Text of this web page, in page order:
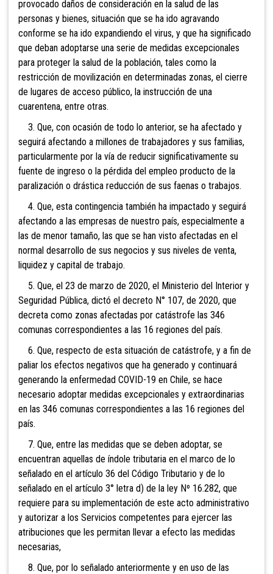
provocado daños de consideración en la salud de las
personas y bienes, situación que se ha ido agravando
conforme se ha ido expandiendo el virus, y que ha significado
que deban adoptarse una serie de medidas excepcionales
para proteger la salud de la población, tales como la
restricción de movilización en determinadas zonas, el cierre
de lugares de acceso público, la instrucción de una
cuarentena, entre otras.
3. Que, con ocasión de todo lo anterior, se ha afectado y
seguirá afectando a millones de trabajadores y sus familias,
particularmente por la vía de reducir significativamente su
fuente de ingreso o la pérdida del empleo producto de la
paralización o drástica reducción de sus faenas o trabajos.
4. Que, esta contingencia también ha impactado y seguirá
afectando a las empresas de nuestro país, especialmente a
las de menor tamaño, las que se han visto afectadas en el
normal desarrollo de sus negocios y sus niveles de venta,
liquidez y capital de trabajo.
5. Que, el 23 de marzo de 2020, el Ministerio del Interior y
Seguridad Pública, dictó el decreto N° 107, de 2020, que
decreta como zonas afectadas por catástrofe las 346
comunas correspondientes a las 16 regiones del país.
6. Que, respecto de esta situación de catástrofe, y a fin de
paliar los efectos negativos que ha generado y continuará
generando la enfermedad COVID-19 en Chile, se hace
necesario adoptar medidas excepcionales y extraordinarias
en las 346 comunas correspondientes a las 16 regiones del
país.
7. Que, entre las medidas que se deben adoptar, se
encuentran aquellas de índole tributaria en el marco de lo
señalado en el artículo 36 del Código Tributario y de lo
señalado en el artículo 3° letra d) de la ley Nº 16.282, que
requiere para su implementación de este acto administrativo
y autorizar a los Servicios competentes para ejercer las
atribuciones que les permitan llevar a efecto las medidas
necesarias,
8. Que, por lo señalado anteriormente y en uso de las